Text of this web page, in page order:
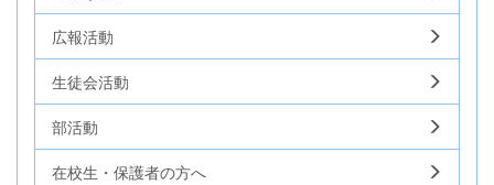
広報活動
生徒会活動
部活動
在校生・保護者の方へ